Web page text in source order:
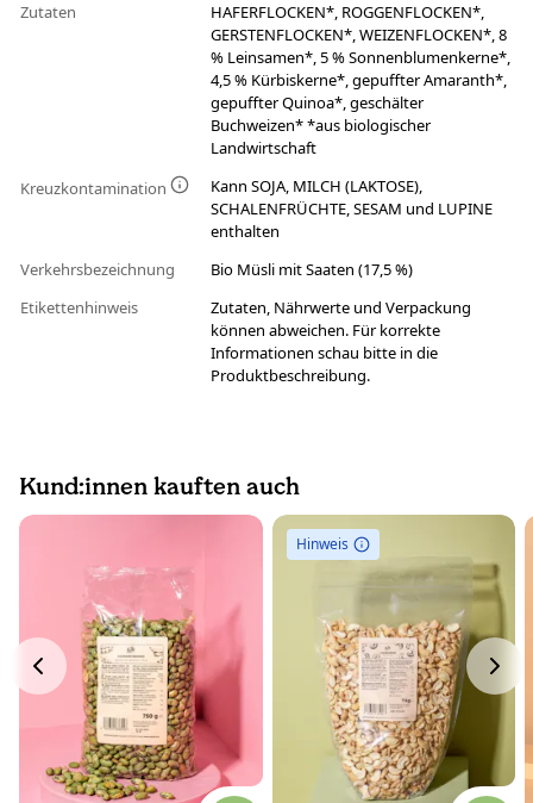
Zutaten
HAFERFLOCKEN*, ROGGENFLOCKEN*,
GERSTENFLOCKEN*, WEIZENFLOCKEN*, 8
% Leinsamen*, 5 % Sonnenblumenkerne*,
4,5 % Kürbiskerne*, gepuffter Amaranth*,
gepuffter Quinoa*, geschälter
Buchweizen* *aus biologischer
Landwirtschaft
Kreuzkontamination
Kann SOJA, MILCH (LAKTOSE),
SCHALENFRÜCHTE, SESAM und LUPINE
enthalten
Verkehrsbezeichnung
Bio Müsli mit Saaten (17,5 %)
Etikettenhinweis
Zutaten, Nährwerte und Verpackung
können abweichen. Für korrekte
Informationen schau bitte in die
Produktbeschreibung.
Kund:innen kauften auch
Hinweis